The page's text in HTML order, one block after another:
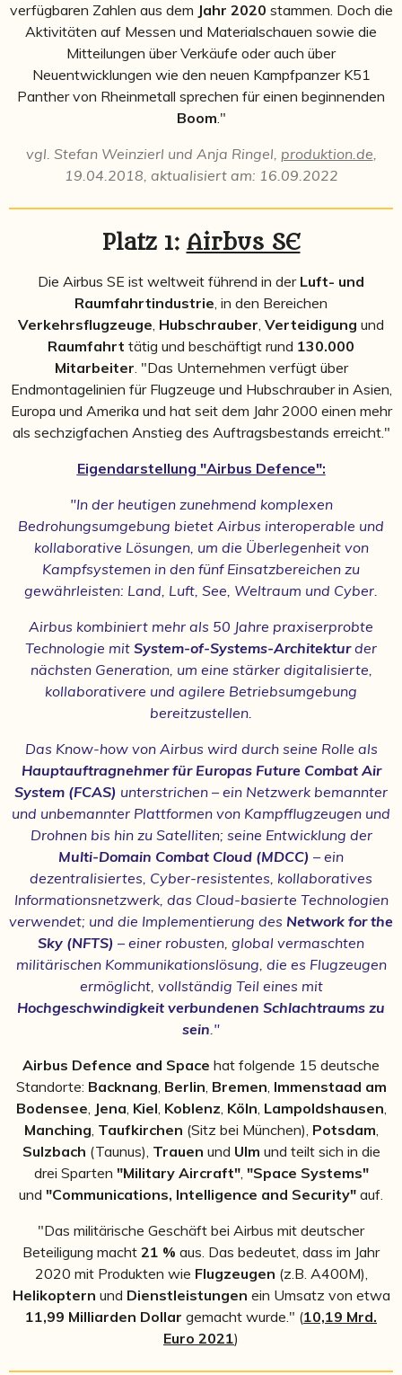
verfügbaren Zahlen aus dem Jahr 2020 stammen. Doch die
Aktivitäten auf Messen und Materialschauen sowie die
Mitteilungen über Verkäufe oder auch über
Neuentwicklungen wie den neuen Kampfpanzer K51
Panther von Rheinmetall sprechen für einen beginnenden
Boom."
vgl. Stefan Weinzierl und Anja Ringel, produktion.de,
19.04.2018, aktualisiert am: 16.09.2022
Platz 1: Airbus SE
Die Airbus SE ist weltweit führend in der Luft- und
Raumfahrtindustrie, in den Bereichen
Verkehrsflugzeuge, Hubschrauber, Verteidigung und
Raumfahrt tätig und beschäftigt rund 130.000
Mitarbeiter. "Das Unternehmen verfügt über
Endmontagelinien für Flugzeuge und Hubschrauber in Asien,
Europa und Amerika und hat seit dem Jahr 2000 einen mehr
als sechzigfachen Anstieg des Auftragsbestands erreicht."
Eigendarstellung "Airbus Defence":
"In der heutigen zunehmend komplexen
Bedrohungsumgebung bietet Airbus interoperable und
kollaborative Lösungen, um die Überlegenheit von
Kampfsystemen in den fünf Einsatzbereichen zu
gewährleisten: Land, Luft, See, Weltraum und Cyber.
Airbus kombiniert mehr als 50 Jahre praxiserprobte
Technologie mit System-of-Systems-Architekturder
nächsten Generation, um eine stärker digitalisierte,
kollaborativere und agilere Betriebsumgebung
bereitzustellen.
Das Know-how von Airbus wird durch seine Rolle als
Hauptauftragnehmer für Europas Future Combat Air
System (FCAS) unterstrichen – ein Netzwerk bemannter
und unbemannter Plattformen von Kampfflugzeugen und
Drohnen bis hin zu Satelliten; seine Entwicklung der
Multi-Domain Combat Cloud (MDCC) – ein
dezentralisiertes, Cyber-resistentes, kollaboratives
Informationsnetzwerk, das Cloud-basierte Technologien
verwendet; und die Implementierung des Network for the
Sky (NFTS) – einer robusten, global vermaschten
militärischen Kommunikationslösung, die es Flugzeugen
ermöglicht, vollständig Teil eines mit
Hochgeschwindigkeit verbundenen Schlachtraums zu
sein."
Airbus Defence and Space hat folgende 15 deutsche
Standorte: Backnang, Berlin, Bremen, Immenstaad am
Bodensee, Jena, Kiel, Koblenz, Köln, Lampoldshausen,
Manching, Taufkirchen (Sitz bei München), Potsdam,
Sulzbach (Taunus), Trauen und Ulm und teilt sich in die
drei Sparten "Military Aircraft", "Space Systems"
und "Communications, Intelligence and Security" auf.
"Das militärische Geschäft bei Airbus mit deutscher
Beteiligung macht 21 % aus. Das bedeutet, dass im Jahr
2020 mit Produkten wie Flugzeugen (z.B. A400M),
Helikoptern und Dienstleistungen ein Umsatz von etwa
11,99 Milliarden Dollar gemacht wurde." (10,19 Mrd.
Euro 2021)